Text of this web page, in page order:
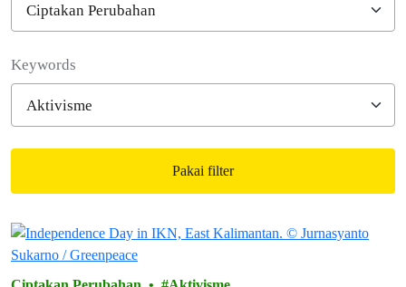
Keywords
Pakai filter
Filtered results